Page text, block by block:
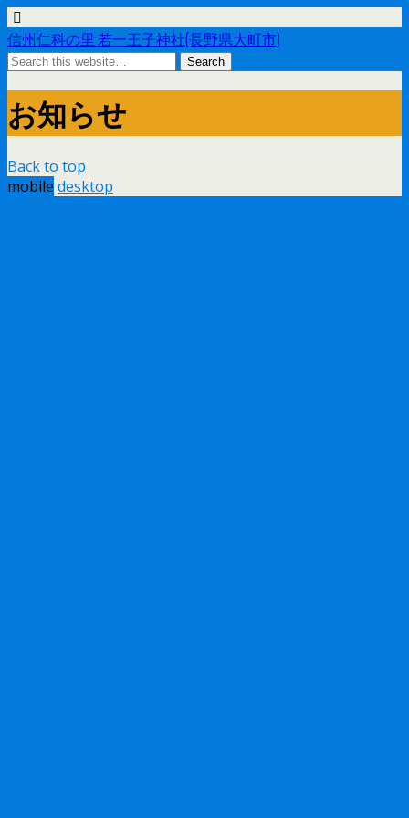
信州仁科の里 若一王子神社(長野県大町市)
お知らせ
Back to top
mobile desktop